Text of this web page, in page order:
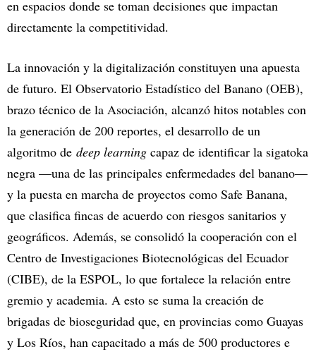
en espacios donde se toman decisiones que impactan
directamente la competitividad.
La innovación y la digitalización constituyen una apuesta
de futuro. El Observatorio Estadístico del Banano (OEB),
brazo técnico de la Asociación, alcanzó hitos notables con
la generación de 200 reportes, el desarrollo de un
algoritmo de deep learning capaz de identificar la sigatoka
negra —una de las principales enfermedades del banano—
y la puesta en marcha de proyectos como Safe Banana,
que clasifica fincas de acuerdo con riesgos sanitarios y
geográficos. Además, se consolidó la cooperación con el
Centro de Investigaciones Biotecnológicas del Ecuador
(CIBE), de la ESPOL, lo que fortalece la relación entre
gremio y academia. A esto se suma la creación de
brigadas de bioseguridad que, en provincias como Guayas
y Los Ríos, han capacitado a más de 500 productores e